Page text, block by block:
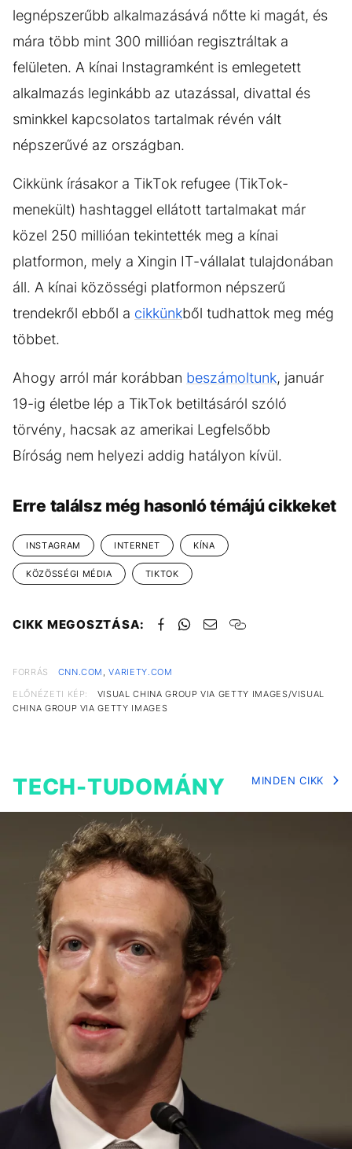
legnépszerűbb alkalmazásává nőtte ki magát, és
mára több mint 300 millióan regisztráltak a
felületen. A kínai Instagramként is emlegetett
alkalmazás leginkább az utazással, divattal és
sminkkel kapcsolatos tartalmak révén vált
népszerűvé az országban.
Cikkünk írásakor a TikTok refugee (TikTok-
menekült) hashtaggel ellátott tartalmakat már
közel 250 millióan tekintették meg a kínai
platformon, mely a Xingin IT-vállalat tulajdonában
áll. A kínai közösségi platformon népszerű
trendekről ebből a cikkünkből tudhattok meg még
többet.
Ahogy arról már korábban beszámoltunk, január
19-ig életbe lép a TikTok betiltásáról szóló
törvény, hacsak az amerikai Legfelsőbb
Bíróság nem helyezi addig hatályon kívül.
Erre találsz még hasonló témájú cikkeket
INSTAGRAM INTERNET KÍNA
KÖZÖSSÉGI MÉDIA TIKTOK
CIKK MEGOSZTÁSA:
FORRÁS CNN.COM ,VARIETY.COM
ELŐNÉZETI KÉP:
VISUAL CHINA GROUP VIA GETTY IMAGES/VISUAL
CHINA GROUP VIA GETTY IMAGES
TECH-TUDOMÁNY MINDEN CIKK